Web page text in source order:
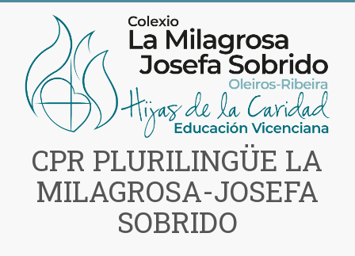
contenido
CPR PLURILINGÜE LA
MILAGROSA-JOSEFA
SOBRIDO